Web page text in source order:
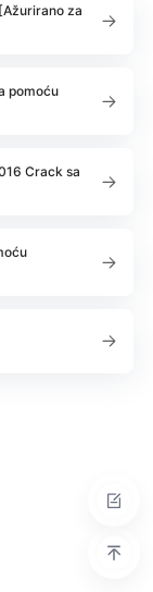
za
pomoću
Crack sa